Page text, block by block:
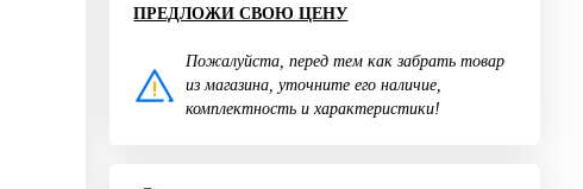
ПРЕДЛОЖИ СВОЮ ЦЕНУ
Пожалуйста, перед тем как забрать товар
из магазина, уточните его наличие,
комплектность и характеристики!